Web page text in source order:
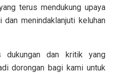
terus mendukung upaya
menindaklanjuti keluhan
dukungan dan kritik yang
dorongan bagi kami untuk